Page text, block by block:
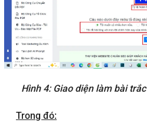
Hình 4: Giao diện làm bài
Trong đó: